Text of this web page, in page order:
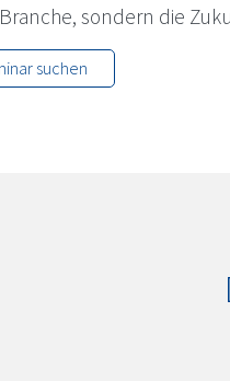
sondern die
suchen